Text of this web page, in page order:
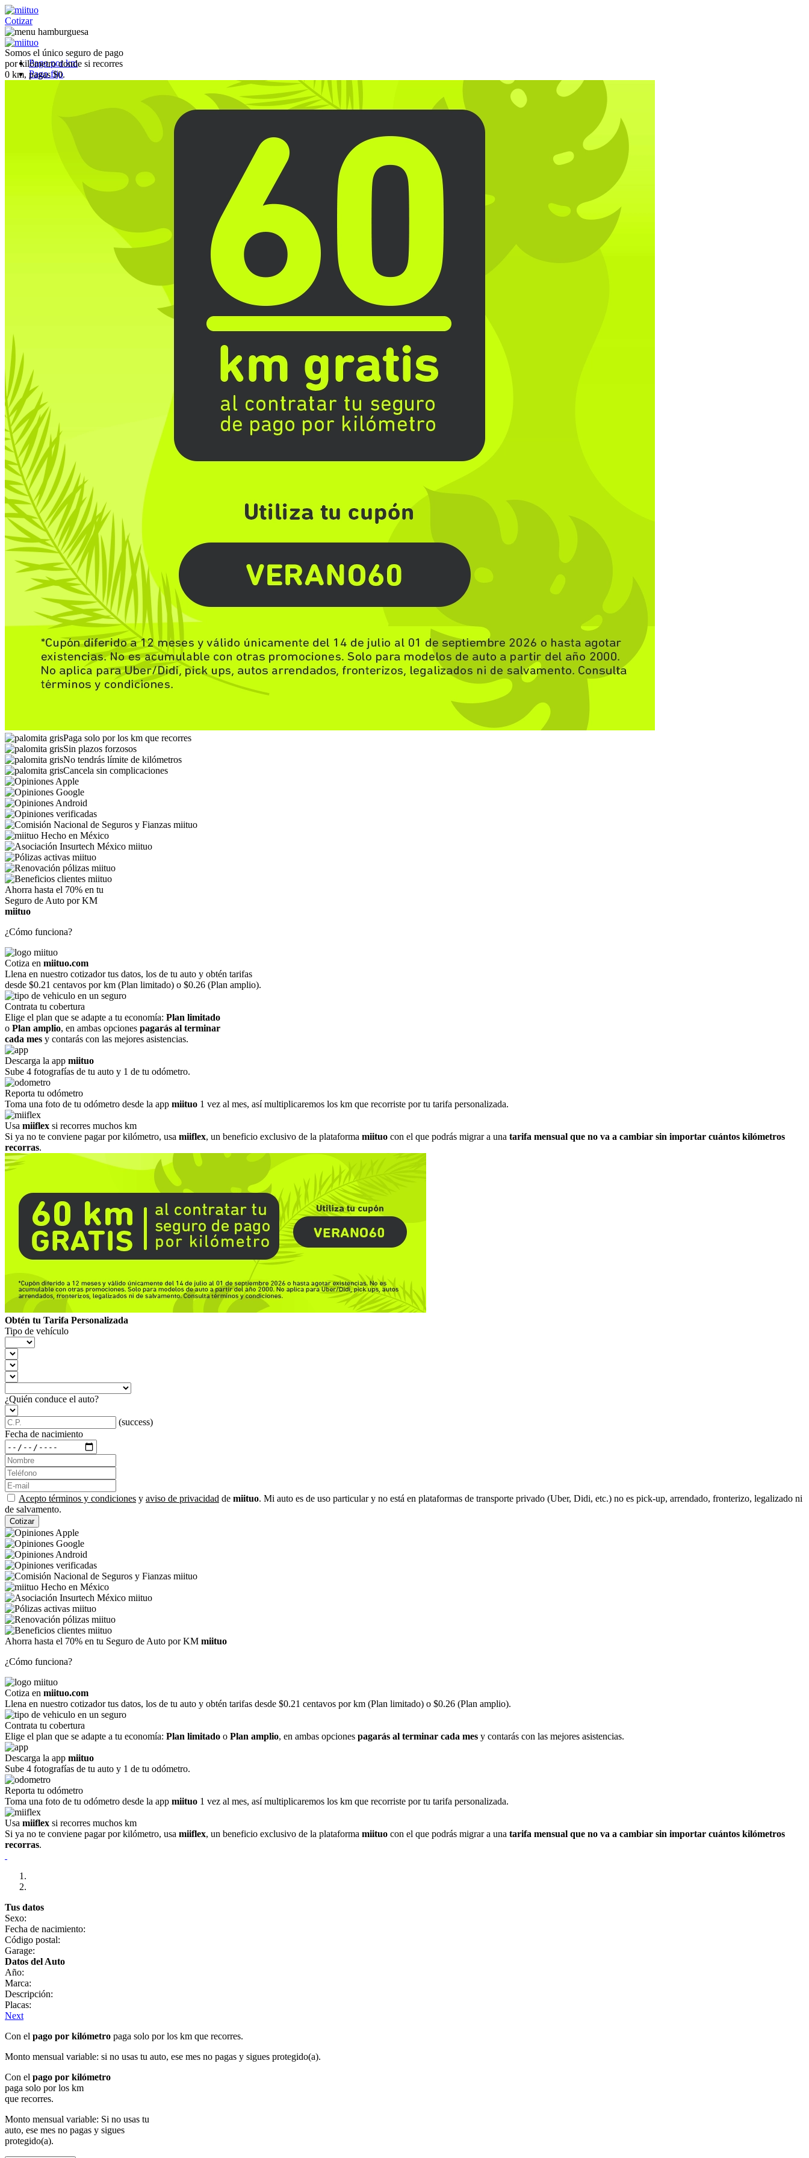
Cotizar
Pago por km
Pago fijo
Somos el único seguro de pago
por kilómetro donde si recorres
0 km, pagas $0.
Paga solo por los km que recorres
Sin plazos forzosos
No tendrás límite de kilómetros
Cancela sin complicaciones
Ahorra hasta el 70% en tu
Seguro de Auto por KM
miituo
¿Cómo funciona?
Cotiza en miituo.com
Llena en nuestro cotizador tus datos, los de tu auto y obtén tarifas
desde $0.21 centavos por km (Plan limitado) o $0.26 (Plan amplio).
Contrata tu cobertura
Elige el plan que se adapte a tu economía: Plan limitado
o Plan amplio, en ambas opciones pagarás al terminar
cada mes y contarás con las mejores asistencias.
Descarga la app miituo
Sube 4 fotografías de tu auto y 1 de tu odómetro.
Reporta tu odómetro
Toma una foto de tu odómetro desde la app miituo 1 vez al mes, así multiplicaremos los km que recorriste por tu tarifa personalizada.
Usa miiflex si recorres muchos km
Si ya no te conviene pagar por kilómetro, usa miiflex, un beneficio exclusivo de la plataforma miituo con el que podrás migrar a una tarifa mensual que no va a cambiar sin importar cuántos kilómetros
recorras.
Obtén tu Tarifa Personalizada
Tipo de vehículo
¿Quién conduce el auto?
(success)
Fecha de nacimiento
Acepto términos y condiciones y aviso de privacidad de miituo. Mi auto es de uso particular y no está en plataformas de transporte privado (Uber, Didi, etc.) no es pick-up, arrendado, fronterizo, legalizado ni
de salvamento.
Cotizar
Ahorra hasta el 70% en tu Seguro de Auto por KM miituo
¿Cómo funciona?
Cotiza en miituo.com
Llena en nuestro cotizador tus datos, los de tu auto y obtén tarifas desde $0.21 centavos por km (Plan limitado) o $0.26 (Plan amplio).
Contrata tu cobertura
Elige el plan que se adapte a tu economía: Plan limitado o Plan amplio, en ambas opciones pagarás al terminar cada mes y contarás con las mejores asistencias.
Descarga la app miituo
Sube 4 fotografías de tu auto y 1 de tu odómetro.
Reporta tu odómetro
Toma una foto de tu odómetro desde la app miituo 1 vez al mes, así multiplicaremos los km que recorriste por tu tarifa personalizada.
Usa miiflex si recorres muchos km
Si ya no te conviene pagar por kilómetro, usa miiflex, un beneficio exclusivo de la plataforma miituo con el que podrás migrar a una tarifa mensual que no va a cambiar sin importar cuántos kilómetros
recorras.
Tus datos
Sexo:
Fecha de nacimiento:
Código postal:
Garage:
Datos del Auto
Año:
Marca:
Descripción:
Placas:
Next
Con el pago por kilómetro paga solo por los km que recorres.
Monto mensual variable: si no usas tu auto, ese mes no pagas y sigues protegido(a).
Con el pago por kilómetro
paga solo por los km
que recorres.
Monto mensual variable: Si no usas tu
auto, ese mes no pagas y sigues
protegido(a).